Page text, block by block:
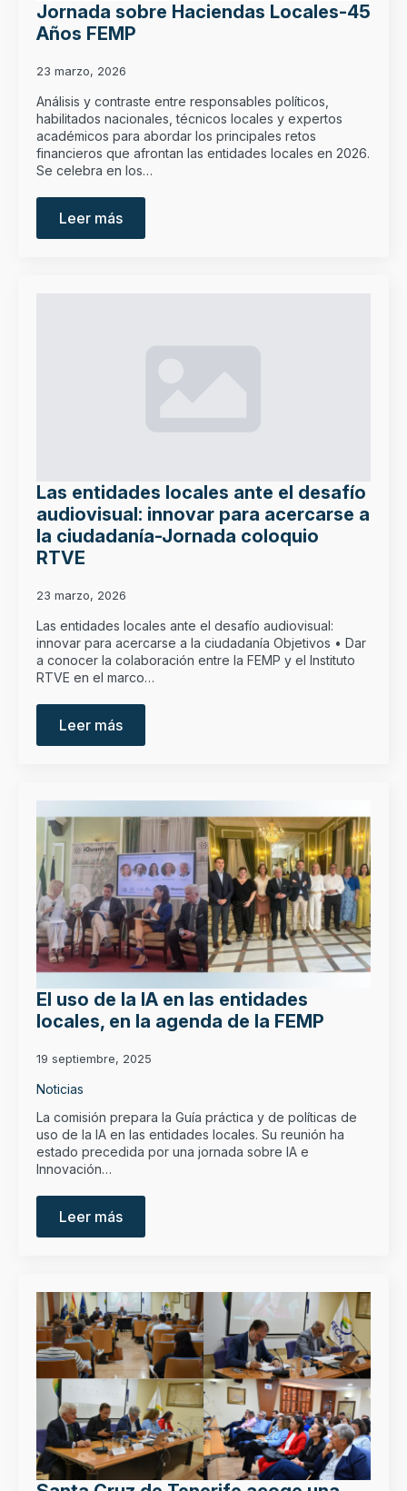
Jornada sobre Haciendas Locales-45
Años FEMP
23 marzo, 2026
Análisis y contraste entre responsables políticos,
habilitados nacionales, técnicos locales y expertos
académicos para abordar los principales retos
financieros que afrontan las entidades locales en 2026.
Se celebra en los…
Leer más
Las entidades locales ante el desafío
audiovisual: innovar para acercarse a
la ciudadanía-Jornada coloquio
RTVE
23 marzo, 2026
Las entidades locales ante el desafío audiovisual:
innovar para acercarse a la ciudadanía Objetivos • Dar
a conocer la colaboración entre la FEMP y el Instituto
RTVE en el marco…
Leer más
El uso de la IA en las entidades
locales, en la agenda de la FEMP
19 septiembre, 2025
Noticias
La comisión prepara la Guía práctica y de políticas de
uso de la IA en las entidades locales. Su reunión ha
estado precedida por una jornada sobre IA e
Innovación…
Leer más